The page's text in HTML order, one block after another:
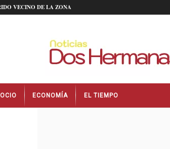
VECINO DE LA ZONA
OCIO ECONOMÍA EL TIEMPO